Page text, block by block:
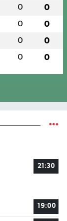
0 0
0 0
0 0
0 0
21:30
19:00